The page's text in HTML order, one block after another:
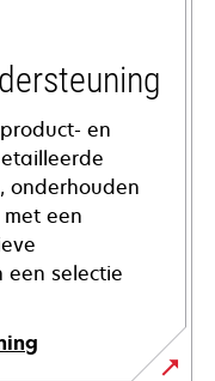
en
onderhouden
een
selectie